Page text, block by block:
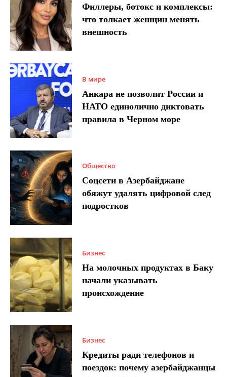
Филлеры, ботокс и комплексы:
что толкает женщин менять
внешность
В мире
Анкара не позволит России и
НАТО единолично диктовать
правила в Черном море
Общество
Соцсети в Азербайджане
обяжут удалять цифровой след
подростков
Бизнес
На молочных продуктах в Баку
начали указывать
происхождение
Бизнес
Кредиты ради телефонов и
поездок: почему азербайджанцы